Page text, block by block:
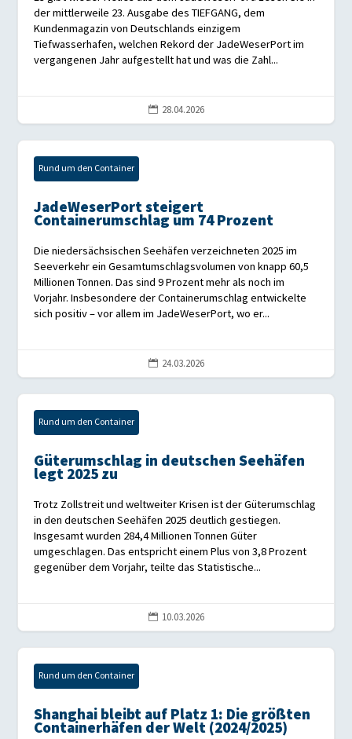
der mittlerweile 23. Ausgabe des TIEFGANG, dem
Kundenmagazin von Deutschlands einzigem
Tiefwasserhafen, welchen Rekord der JadeWeserPort im
vergangenen Jahr aufgestellt hat und was die Zahl...
 28.04.2026
Rund um den Container
JadeWeserPort steigert
Containerumschlag um 74 Prozent
Die niedersächsischen Seehäfen verzeichneten 2025 im
Seeverkehr ein Gesamtumschlagsvolumen von knapp 60,5
Millionen Tonnen. Das sind 9 Prozent mehr als noch im
Vorjahr. Insbesondere der Containerumschlag entwickelte
sich positiv – vor allem im JadeWeserPort, wo er...
 24.03.2026
Rund um den Container
Güterumschlag in deutschen Seehäfen
legt 2025 zu
Trotz Zollstreit und weltweiter Krisen ist der Güterumschlag
in den deutschen Seehäfen 2025 deutlich gestiegen.
Insgesamt wurden 284,4 Millionen Tonnen Güter
umgeschlagen. Das entspricht einem Plus von 3,8 Prozent
gegenüber dem Vorjahr, teilte das Statistische...
 10.03.2026
Rund um den Container
Shanghai bleibt auf Platz 1: Die größten
Containerhäfen der Welt (2024/2025)